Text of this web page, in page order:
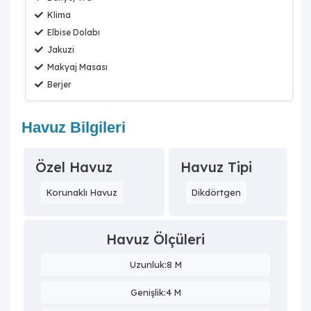
Klima
Elbise Dolabı
Jakuzi
Makyaj Masası
Berjer
Havuz Bilgileri
Özel Havuz
Korunaklı Havuz
Havuz Tipi
Dikdörtgen
Havuz Ölçüleri
Uzunluk:8 M
Genişlik:4 M